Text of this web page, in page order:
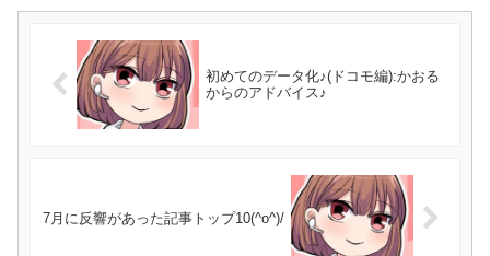
初めてのデータ化♪(ドコモ編):かおる
からのアドバイス♪
7月に反響があった記事トップ10(^o^)/